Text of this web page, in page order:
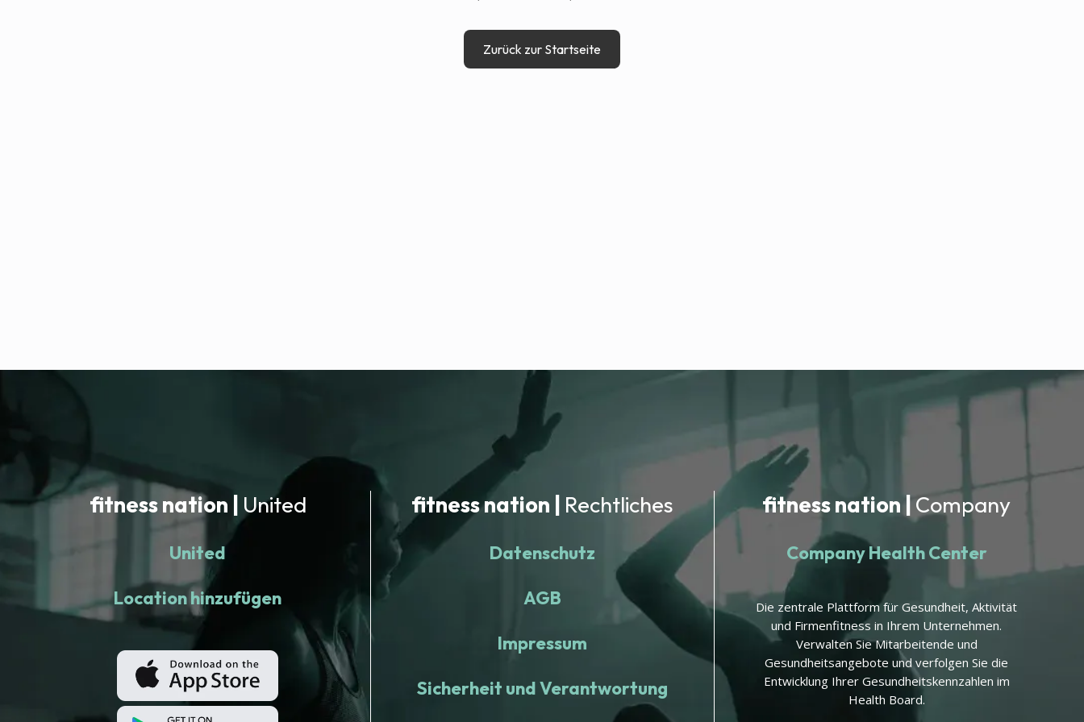
Zurück zur Startseite
fitness nation | United
United
Location hinzufügen
fitness nation | Rechtliches
Datenschutz
AGB
Impressum
Sicherheit und Verantwortung
fitness nation |Company
Company Health Center
Die zentrale Plattform für Gesundheit, Aktivität
und Firmenfitness in Ihrem Unternehmen.
Verwalten Sie Mitarbeitende und
Gesundheitsangebote und verfolgen Sie die
Entwicklung Ihrer Gesundheitskennzahlen im
Health Board.